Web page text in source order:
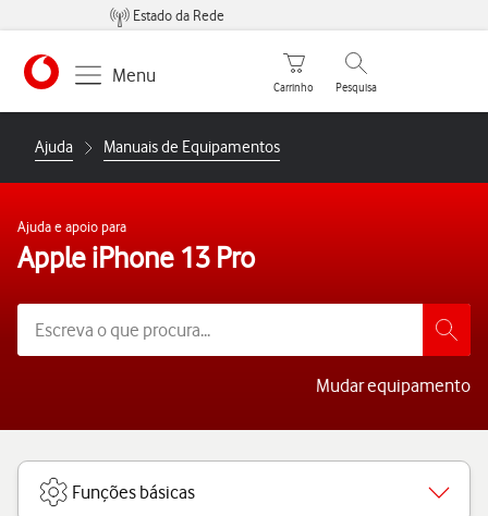
Estado da Rede
https://www.vodafone.pt
Menu
Carrinho de compras
Carrinho
Pesquisar
Pesquisa
Ajuda Manuais de Equipamentos
Ajuda e apoio para
Apple iPhone 13 Pro
Mudar equipamento
Funções básicas